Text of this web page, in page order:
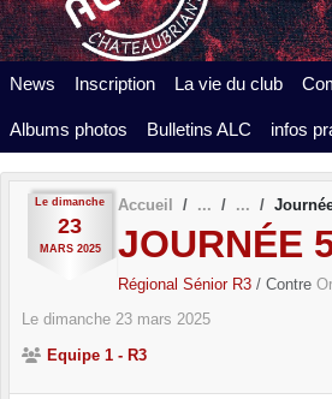
News Inscription La vie du club
Albums photos Bulletins ALC infos
Le dimanche
23
MARS 2025
Accueil
JOURNÉE
Régional Sénior R3 / Contre
Le dimanche 23 mars 2025
Equipe 1 - R3